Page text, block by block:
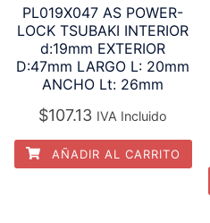
PL019X047 AS POWER-
LOCK TSUBAKI INTERIOR
d:19mm EXTERIOR
D:47mm LARGO L: 20mm
ANCHO Lt: 26mm
$107.13 IVA Incluido
AÑADIR AL CARRITO